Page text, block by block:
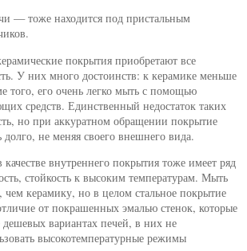
— тоже находится под пристальным
покрытия приобретают все
У них много достоинств: к керамике меньше
того, его очень легко мыть с помощью
средств. Единственный недостаток таких
но при аккуратном обращении покрытие
не меняя своего внешнего вида.
внутреннего покрытия тоже имеет ряд
стойкость к высоким температурам. Мыть
чем керамику, но в целом стальное покрытие
от покрашенных эмалью стенок, которые
вариантах печей, в них не
высокотемпературные режимы